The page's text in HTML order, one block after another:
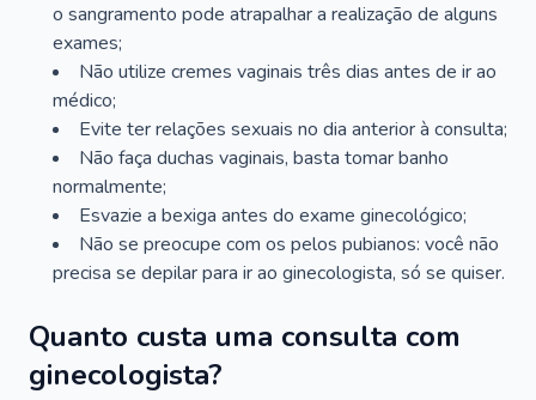
o sangramento pode atrapalhar a realização de alguns
exames;
Não utilize cremes vaginais três dias antes de ir ao
médico;
Evite ter relações sexuais no dia anterior à consulta;
Não faça duchas vaginais, basta tomar banho
normalmente;
Esvazie a bexiga antes do exame ginecológico;
Não se preocupe com os pelos pubianos: você não
precisa se depilar para ir ao ginecologista, só se quiser.
Quanto custa uma consulta com
ginecologista?